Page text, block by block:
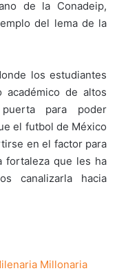
de la Conadeip,
del lema de la
los estudiantes
académico de altos
para poder
el futbol de México
en el factor para
fortaleza que les ha
canalizarla hacia
Millonaria